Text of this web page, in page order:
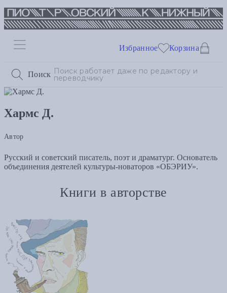
Поиск
Избранное Корзина
Хармс Д.
Автор
Русский и советский писатель, поэт и драматург. Основатель
объединения деятелей культуры-новаторов «ОБЭРИУ».
Книги в авторстве